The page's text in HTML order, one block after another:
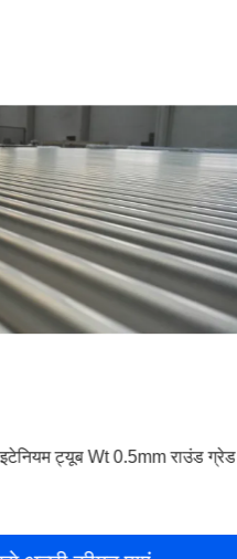
ट्यूब Wt 0.5mm राउंड ग्रेड